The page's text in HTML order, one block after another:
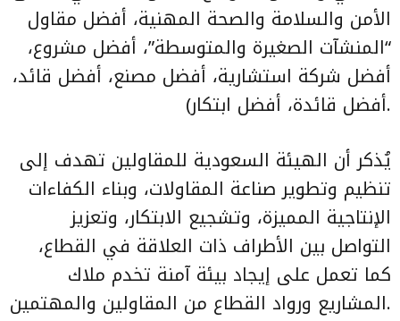
الأمن والسلامة والصحة المهنية، أفضل مقاول
“المنشآت الصغيرة والمتوسطة”، أفضل مشروع،
أفضل شركة استشارية، أفضل مصنع، أفضل قائد،
أفضل قائدة، أفضل ابتكار).
يُذكر أن الهيئة السعودية للمقاولين تهدف إلى
تنظيم وتطوير صناعة المقاولات، وبناء الكفاءات
الإنتاجية المميزة، وتشجيع الابتكار، وتعزيز
التواصل بين الأطراف ذات العلاقة في القطاع،
كما تعمل على إيجاد بيئة آمنة تخدم ملاك
المشاريع ورواد القطاع من المقاولين والمهتمين.